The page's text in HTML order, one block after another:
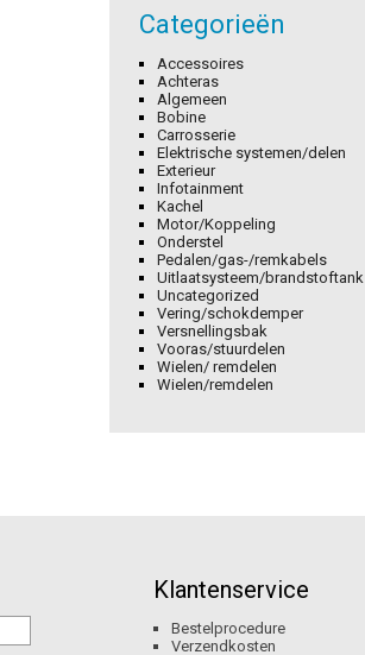
Categorieën
Accessoires
Achteras
Algemeen
Bobine
Carrosserie
Elektrische systemen/delen
Exterieur
Infotainment
Kachel
Motor/Koppeling
Onderstel
Pedalen/gas-/remkabels
Uitlaatsysteem/brandstoftank
Uncategorized
Vering/schokdemper
Versnellingsbak
Vooras/stuurdelen
Wielen/ remdelen
Wielen/remdelen
Klantenservice
Bestelprocedure
Verzendkosten